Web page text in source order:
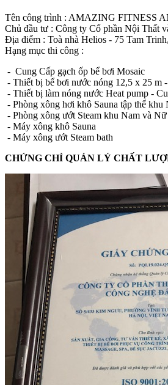
Tên công trình : AMAZING FITNESS
Chủ đầu tư : Công ty Cổ phần Nội Thất
Địa điểm : Toà nhà Helios - 75 Tam
Hạng mục thi công :
- Cung Cấp gạch ốp bể bơi Mosaic
- Thiết bị bể bơi nước nóng 12,5 x 25 m
- Thiết bị làm nóng nước Heat pump -
- Phòng xông hơi khô Sauna tập thể khu
- Phòng xông ướt Steam khu Nam và Nữ
- Máy xông khô Sauna
- Máy xông ướt Steam bath
CHỨNG CHỈ QUẢN LÝ CHẤT